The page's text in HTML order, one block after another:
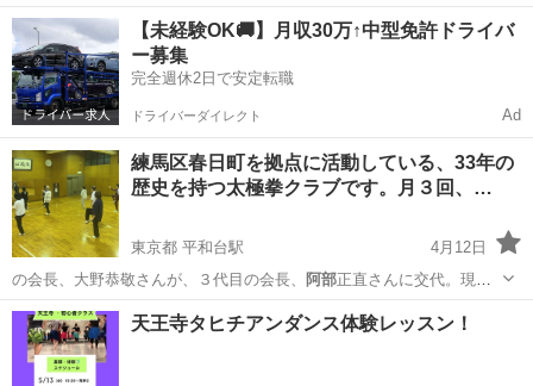
ッスン無料…
神奈川 厚木市 本厚木駅 フラダンス ケイキフラ
【未経験OK🚚】月収30万↑中型免許ドライバ
ー募集
完全週休2日で安定転職
ドライバーダイレクト Ad
練馬区春日町を拠点に活動している、33年の
歴史を持つ太極拳クラブです。月３回、…
東京都 平和台駅
4月12日
の会長、大野恭敬さんが、３代目の会長、
阿部正直さんに交代。現在
に至っています。 …
東京 練馬区 平和台駅 太極拳 クラブ
天王寺タヒチアンダンス体験レッスン！